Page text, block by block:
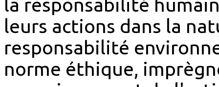
la responsabilité
leurs actions dans la
responsabilité
norme éthique,